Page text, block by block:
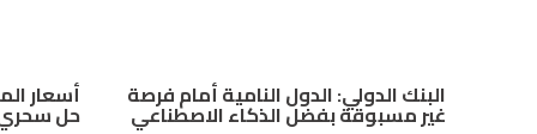
البنك الدولي: الدول النامية أمام فرصة
غير مسبوقة بفضل الذكاء الاصطناعي
أسعار
حل